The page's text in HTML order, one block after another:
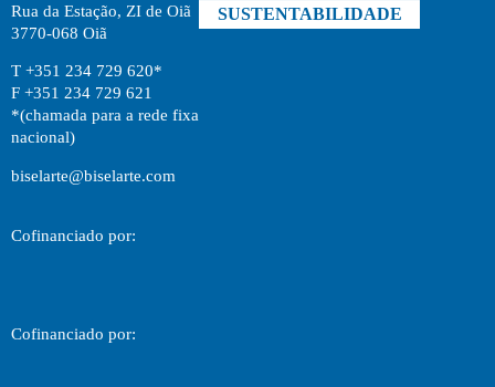
Rua da Estação, ZI de Oiã
3770-068 Oiã
T +351 234 729 620*
F +351 234 729 621
*(chamada para a rede fixa
nacional)
biselarte@biselarte.com
SUSTENTABILIDADE
Cofinanciado por:
Cofinanciado por: